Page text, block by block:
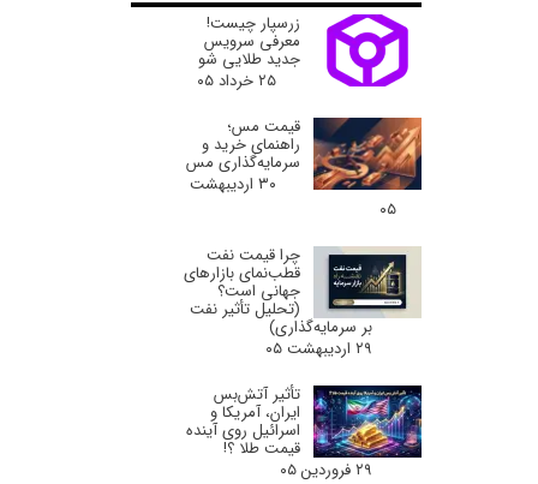
زرسپار چیست!
معرفی سرویس
جدید طلایی شو
۲۵ خرداد ۰۵
قیمت مس؛
راهنمای خرید و
سرمایه‌گذاری مس
۳۰ اردیبهشت
۰۵
چرا قیمت نفت
قطب‌نمای بازارهای
جهانی است؟
(تحلیل تأثیر نفت
بر سرمایه‌گذاری)
۲۹ اردیبهشت ۰۵
تأثیر آتش‌بس
ایران، آمریکا و
اسرائیل روی آینده
قیمت طلا ؟!
۲۹ فروردین ۰۵